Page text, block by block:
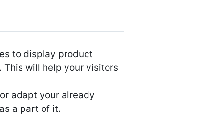
to display product
will help your visitors
adapt your already
a part of it.